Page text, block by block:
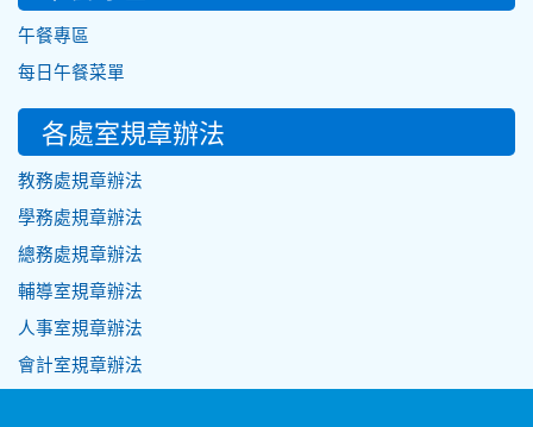
午餐專區
每日午餐菜單
各處室規章辦法
教務處規章辦法
學務處規章辦法
總務處規章辦法
輔導室規章辦法
人事室規章辦法
會計室規章辦法